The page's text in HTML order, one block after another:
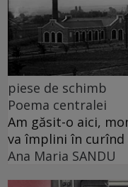
piese de schimb
Poema centralei
Am găsit-o aici,
va împlini în curînd
Ana Maria SANDU